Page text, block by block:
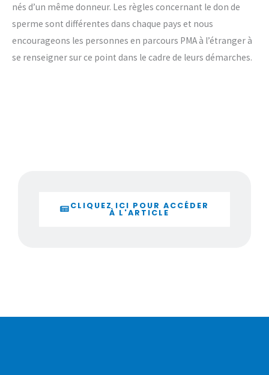
nés d’un même donneur. Les règles concernant le don de
sperme sont différentes dans chaque pays et nous
encourageons les personnes en parcours PMA à l’étranger à
se renseigner sur ce point dans le cadre de leurs démarches.
CLIQUEZ ICI POUR ACCÉDER
À L'ARTICLE